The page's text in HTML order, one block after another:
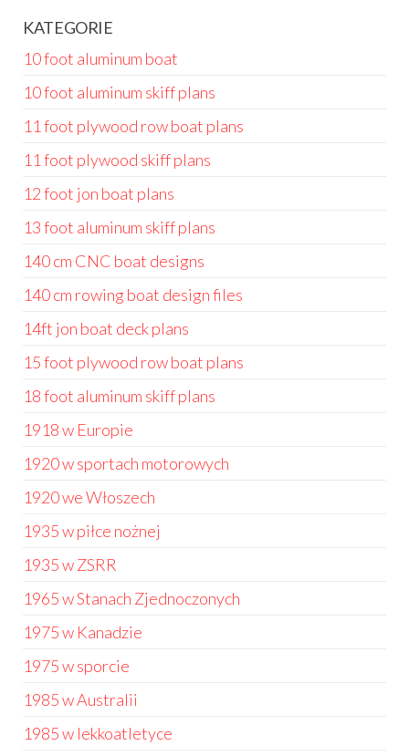
KATEGORIE
10 foot aluminum boat
10 foot aluminum skiff plans
11 foot plywood row boat plans
11 foot plywood skiff plans
12 foot jon boat plans
13 foot aluminum skiff plans
140 cm CNC boat designs
140 cm rowing boat design files
14ft jon boat deck plans
15 foot plywood row boat plans
18 foot aluminum skiff plans
1918 w Europie
1920 w sportach motorowych
1920 we Włoszech
1935 w piłce nożnej
1935 w ZSRR
1965 w Stanach Zjednoczonych
1975 w Kanadzie
1975 w sporcie
1985 w Australii
1985 w lekkoatletyce